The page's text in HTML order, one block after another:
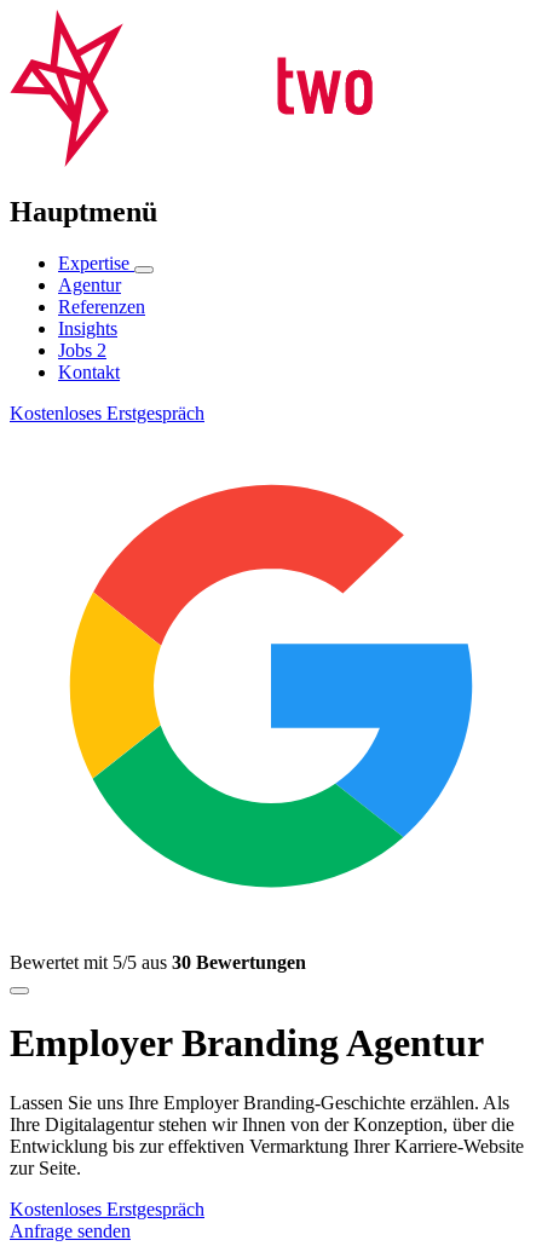
Hauptmenü
Expertise
Agentur
Referenzen
Insights
Jobs 2
Kontakt
Kostenloses Erstgespräch
Bewertet mit 5/5 aus 30 Bewertungen
Employer Branding Agentur
Lassen Sie uns Ihre Employer Branding-Geschichte erzählen. Als
Ihre Digitalagentur stehen wir Ihnen von der Konzeption, über die
Entwicklung bis zur effektiven Vermarktung Ihrer Karriere-Website
zur Seite.
Kostenloses Erstgespräch
Anfrage senden